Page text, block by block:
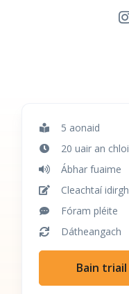
5 aonaid
20 uair an
Ábhar fuaime
Cleachtaí
Fóram pléite
Dátheangach
Bain triail